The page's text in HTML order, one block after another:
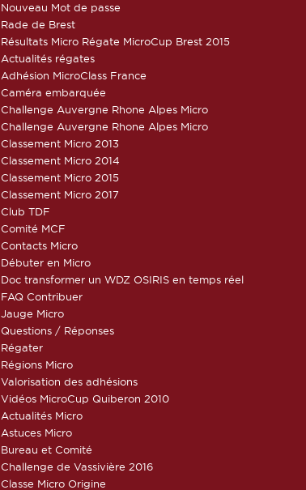
Nouveau Mot de passe
Rade de Brest
Résultats Micro Régate MicroCup Brest 2015
Actualités régates
Adhésion MicroClass France
Caméra embarquée
Challenge Auvergne Rhone Alpes Micro
Challenge Auvergne Rhone Alpes Micro
Classement Micro 2013
Classement Micro 2014
Classement Micro 2015
Classement Micro 2017
Club TDF
Comité MCF
Contacts Micro
Débuter en Micro
Doc transformer un WDZ OSIRIS en temps réel
FAQ Contribuer
Jauge Micro
Questions / Réponses
Régater
Régions Micro
Valorisation des adhésions
Vidéos MicroCup Quiberon 2010
Actualités Micro
Astuces Micro
Bureau et Comité
Challenge de Vassivière 2016
Classe Micro Origine